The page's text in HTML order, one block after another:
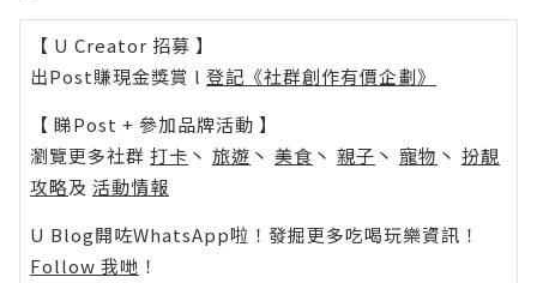
【 U Creator 招募 】
出Post賺現金獎賞 l 登記《社群創作有價企劃》
【 睇Post + 參加品牌活動 】
瀏覽更多社群 打卡 丶 旅遊 丶 美食 丶 親子 丶 寵物 丶 扮靚
攻略及 活動情報
U Blog開咗WhatsApp啦！發掘更多吃喝玩樂資訊！
Follow 我哋 ！